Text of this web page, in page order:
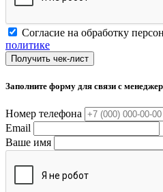
Согласие на обработку
политике
Получить чек-лист
Заполните форму для связи с
Номер телефона
Email
Ваше имя